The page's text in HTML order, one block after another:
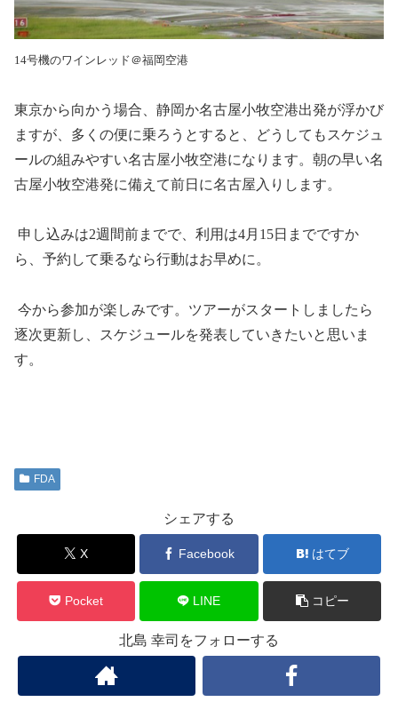
14号機のワインレッド＠福岡空港
東京から向かう場合、静岡か名古屋小牧空港出発が浮かび
ますが、多くの便に乗ろうとすると、どうしてもスケジュ
ールの組みやすい名古屋小牧空港になります。朝の早い名
古屋小牧空港発に備えて前日に名古屋入りします。
申し込みは2週間前までで、利用は4月 15日までですか
ら、予約して乗るなら行動はお早めに。
今から参加が楽しみです。ツアーがスタートしましたら
逐次更新し、スケジュールを発表していきたいと思いま
す。
FDA
シェアする
X Facebook はてブ
Pocket LINE コピー
北島 幸司をフォローする